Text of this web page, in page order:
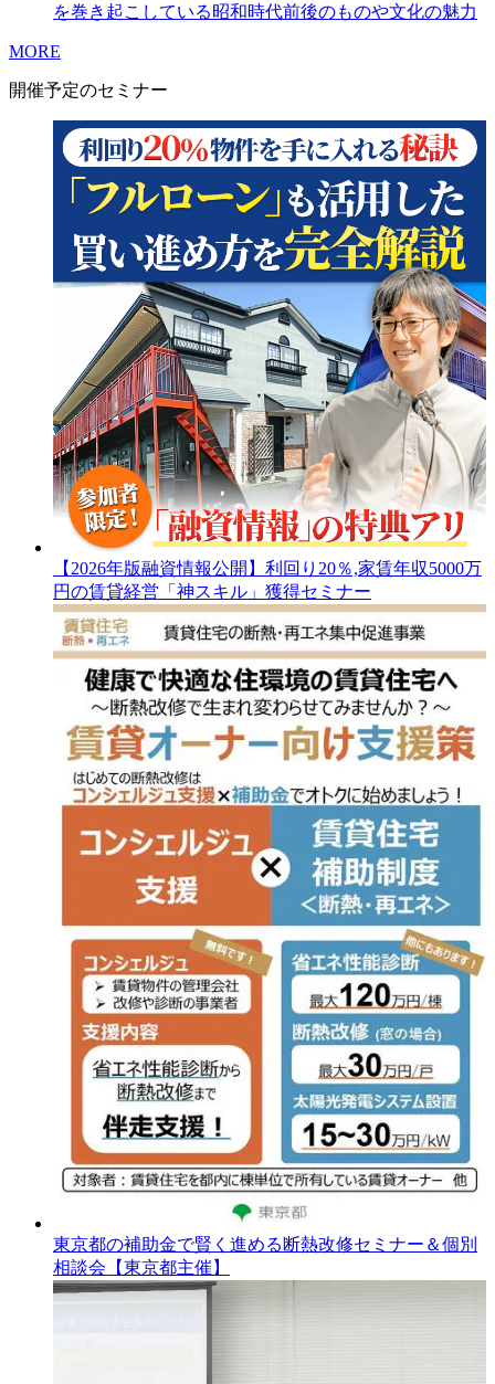
を巻き起こしている昭和時代前後のものや文化の魅力
MORE
開催予定のセミナー
【2026年版融資情報公開】利回り20％,家賃年収5000万
円の賃貸経営「神スキル」獲得セミナー
東京都の補助金で賢く進める断熱改修セミナー＆個別
相談会【東京都主催】